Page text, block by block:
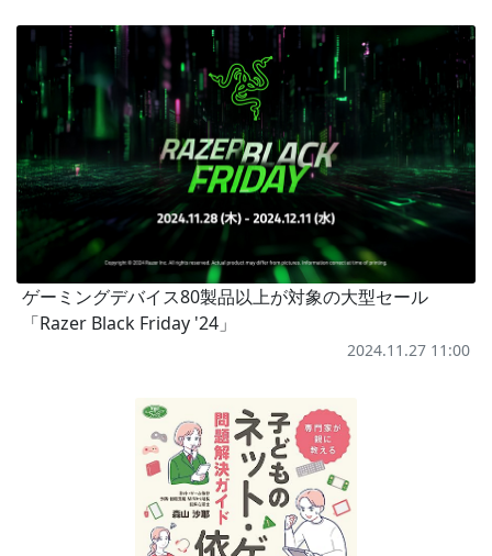
ゲーミングデバイス80製品以上が対象の大型セール
「Razer Black Friday '24」
2024.11.27 11:00